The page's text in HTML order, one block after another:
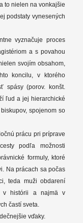
to nielen na vonkajšie
podstaty vynesených
vyznačuje proces
a s povahou
svojím obsahom,
koncilu, v ktorého
spásy (porov. konšt.
ľud a jej hierarchické
spojenom so
prácu pri príprave
podľa možnosti
formuly, ktoré
Na prácach sa počas
teda muži obdarení
v histórii a najmä v
častí sveta.
vďaky.